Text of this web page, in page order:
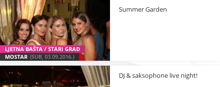
LJETNA BAŠTA / STARI GRAD
MOSTAR (SUB, 03.09.2016.)
Summer Garden
DJ & saksophone live night!